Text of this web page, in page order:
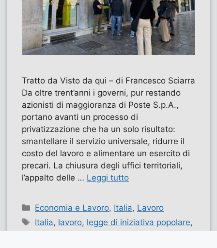
Tratto da Visto da qui – di Francesco Sciarra
Da oltre trent’anni i governi, pur restando
azionisti di maggioranza di Poste S.p.A.,
portano avanti un processo di
privatizzazione che ha un solo risultato:
smantellare il servizio universale, ridurre il
costo del lavoro e alimentare un esercito di
precari. La chiusura degli uffici territoriali,
l’appalto delle … Leggi tutto
Categorie
Economia e Lavoro, Italia, Lavoro
Tag
Italia, lavoro, legge di iniziativa popolare,